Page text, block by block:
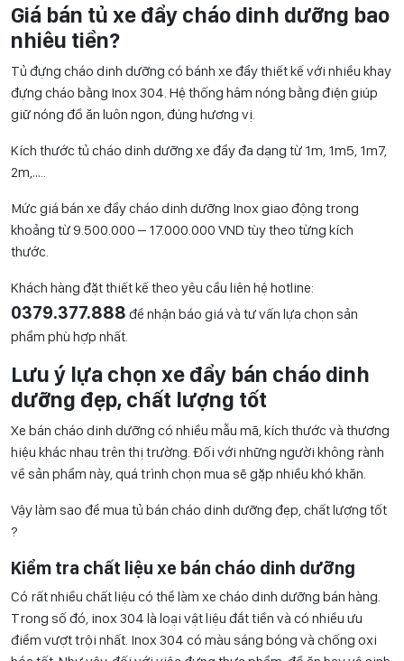
Giá bán tủ xe đẩy cháo dinh dưỡng bao
nhiêu tiền?
Tủ đựng cháo dinh dưỡng có bánh xe đẩy thiết kế với nhiều khay
đựng cháo bằng Inox 304. Hệ thống hâm nóng bằng điện giúp
giữ nóng đồ ăn luôn ngon, đúng hương vị.
Kích thước tủ cháo dinh dưỡng xe đẩy đa dạng từ 1m, 1m5, 1m7,
2m,…..
Mức giá bán xe đẩy cháo dinh dưỡng Inox giao động trong
khoảng từ 9.500.000 – 17.000.000 VND tùy theo từng kích
thước.
Khách hàng đặt thiết kế theo yêu cầu liên hệ hotline:
0379.377.888 để nhận báo giá và tư vấn lựa chọn sản
phẩm phù hợp nhất.
Lưu ý lựa chọn xe đẩy bán cháo dinh
dưỡng đẹp, chất lượng tốt
Xe bán cháo dinh dưỡng có nhiều mẫu mã, kích thước và thương
hiệu khác nhau trên thị trường. Đối với những người không rành
về sản phẩm này, quá trình chọn mua sẽ gặp nhiều khó khăn.
Vậy làm sao để mua tủ bán cháo dinh dưỡng đẹp, chất lượng tốt
?
Kiểm tra chất liệu xe bán cháo dinh dưỡng
Có rất nhiều chất liệu có thể làm xe cháo dinh dưỡng bán hàng.
Trong số đó, inox 304 là loại vật liệu đắt tiền và có nhiều ưu
điểm vượt trội nhất. Inox 304 có màu sáng bóng và chống oxi